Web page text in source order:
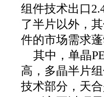
组件技术出口
了半片以外，
件的市场需求
其中，单晶
高，多晶半片
技术部分，天